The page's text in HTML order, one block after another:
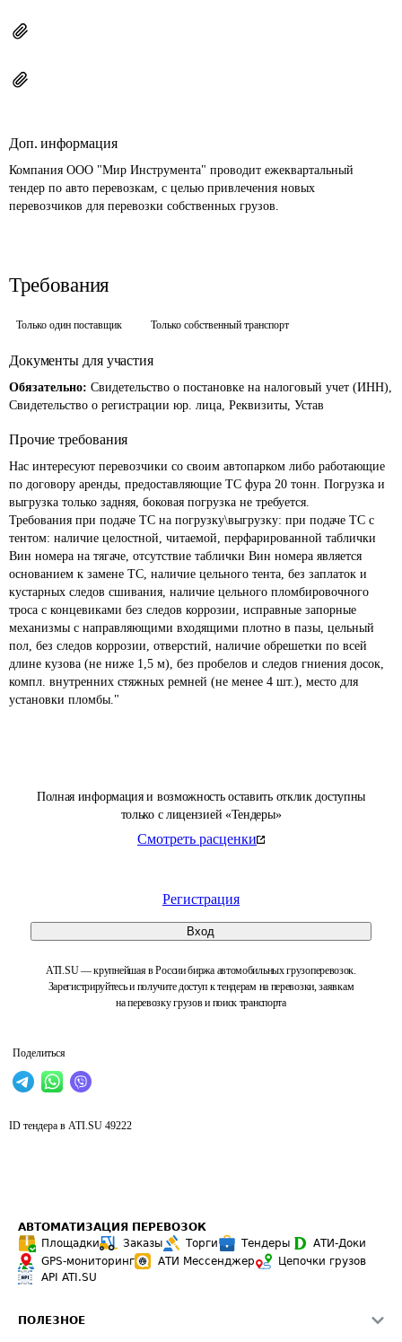
Полная информация и возможность оставить отклик доступны
только с лицензией «Тендеры»
Смотреть расценки
Регистрация
Вход
ATI.SU — крупнейшая в России биржа автомобильных грузоперевозок.
Зарегистрируйтесь и получите доступ к тендерам на перевозки, заявкам
на перевозку грузов и поиск транспорта
Поделиться
Доп. информация
Компания ООО "Мир Инструмента" проводит ежеквартальный
тендер по авто перевозкам, с целью привлечения новых
перевозчиков для перевозки собственных грузов.
Требования
Только один поставщик Только собственный транспорт
Документы для участия
Обязательно: Свидетельство о постановке на налоговый учет (ИНН),
Свидетельство о регистрации юр. лица, Реквизиты, Устав
Прочие требования
Нас интересуют перевозчики со своим автопарком либо работающие
по договору аренды, предоставляющие ТС фура 20 тонн. Погрузка и
выгрузка только задняя, боковая погрузка не требуется.
Требования при подаче ТС на погрузку\выгрузку: при подаче ТС с
тентом: наличие целостной, читаемой, перфарированной таблички
Вин номера на тягаче, отсутствие таблички Вин номера является
основанием к замене ТС, наличие цельного тента, без заплаток и
кустарных следов сшивания, наличие цельного пломбировочного
троса с концевиками без следов коррозии, исправные запорные
механизмы с направляющими входящими плотно в пазы, цельный
пол, без следов коррозии, отверстий, наличие обрешетки по всей
длине кузова (не ниже 1,5 м), без пробелов и следов гниения досок,
компл. внутренних стяжных ремней (не менее 4 шт.), место для
ID тендера в ATI.SU 49222
АВТОМАТИЗАЦИЯ ПЕРЕВОЗОК
Площадки
Заказы Торги Тендеры
АТИ-Доки
GPS-мониторинг
АТИ Мессенджер
Цепочки грузов
API ATI.SU
ПОЛЕЗНОЕ